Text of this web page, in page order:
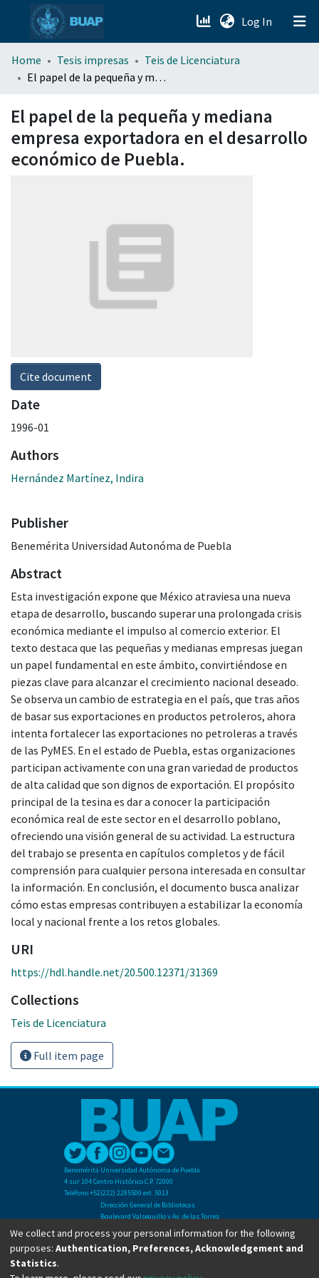
Log In (current)
menu.section.about_menu
Home Tesis impresas
Teis de Licenciatura
El papel de la pequeña y mediana empresa exportadora en el desarrollo económico de Puebla.
El papel de la pequeña y mediana
empresa exportadora en el desarrollo
económico de Puebla.
Cite document
Date
1996-01
Authors
Hernández Martínez, Indira
Publisher
Benemérita Universidad Autonóma de Puebla
Abstract
Esta investigación expone que México atraviesa una nueva
etapa de desarrollo, buscando superar una prolongada crisis
económica mediante el impulso al comercio exterior. El
texto destaca que las pequeñas y medianas empresas juegan
un papel fundamental en este ámbito, convirtiéndose en
piezas clave para alcanzar el crecimiento nacional deseado.
Se observa un cambio de estrategia en el país, que tras años
de basar sus exportaciones en productos petroleros, ahora
intenta fortalecer las exportaciones no petroleras a través
de las PyMES. En el estado de Puebla, estas organizaciones
participan activamente con una gran variedad de productos
de alta calidad que son dignos de exportación. El propósito
principal de la tesina es dar a conocer la participación
económica real de este sector en el desarrollo poblano,
ofreciendo una visión general de su actividad. La estructura
del trabajo se presenta en capítulos completos y de fácil
comprensión para cualquier persona interesada en consultar
la información. En conclusión, el documento busca analizar
cómo estas empresas contribuyen a estabilizar la economía
local y nacional frente a los retos globales.
URI
https://hdl.handle.net/20.500.12371/31369
Collections
Teis de Licenciatura
Full item page
Benemérita Universidad Autónoma de Puebla
4 sur 104 Centro Histórico C.P. 72000
Teléfono +52(222) 2295500 ext. 5013
Dirección General de Bibliotecas
Boulevard Valsequillo y Av. de las Torres
Ciudad Universitaria. Col. San Manuel
C.P. 72570
Teléfono +52 (222) 2295500 Ext 2901
We collect and process your personal information for the following
purposes: Authentication, Preferences, Acknowledgement and
Statistics.